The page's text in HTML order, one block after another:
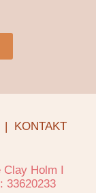
KONTAKT
Holm I
33620233